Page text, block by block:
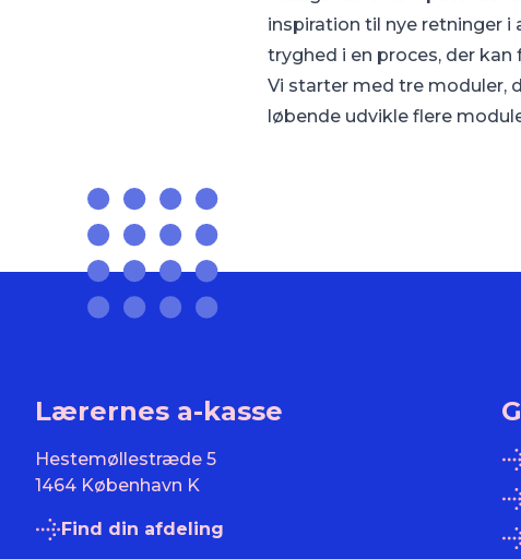
inspiration til nye retninger i
tryghed i en proces, der kan
Vi starter med tre moduler,
løbende udvikle flere
Lærernes a-kasse
Hestemøllestræde 5
1464 København K
Find din afdeling